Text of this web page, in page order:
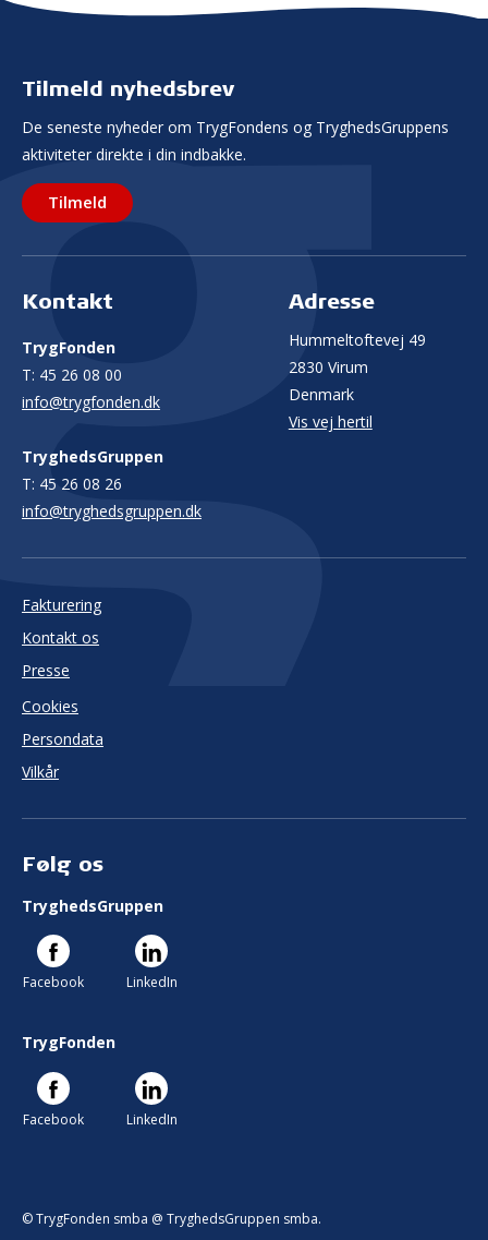
Tilmeld nyhedsbrev
De seneste nyheder om TrygFondens og TryghedsGruppens
aktiviteter direkte i din indbakke.
Tilmeld
Kontakt
TrygFonden
T: 45 26 08 00
info@trygfonden.dk
TryghedsGruppen
T: 45 26 08 26
info@tryghedsgruppen.dk
Adresse
Hummeltoftevej 49
2830 Virum
Denmark
Vis vej hertil
Fakturering
Kontakt os
Presse
Cookies
Persondata
Vilkår
Følg os
TryghedsGruppen
Facebook LinkedIn
TrygFonden
Facebook LinkedIn
© TrygFonden smba @ TryghedsGruppen smba.